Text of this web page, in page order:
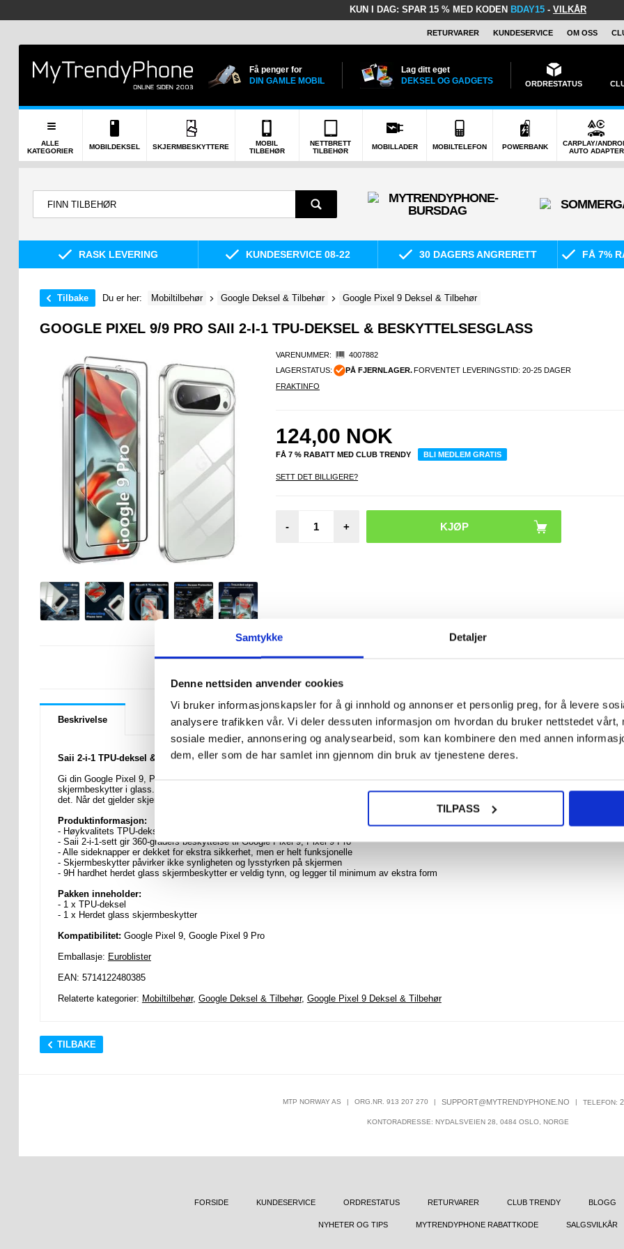
Samtykke Detaljer
Denne nettsiden anvender cookies
Vi bruker informasjonskapsler for å gi innhold og annonser et personlig preg, for å levere
analysere trafikken vår. Vi deler dessuten informasjon om hvordan du bruker nettstedet vårt,
sosiale medier, annonsering og analysearbeid, som kan kombinere den med annen
dem, eller som de har samlet inn gjennom din bruk av tjenestene deres.
TILPASS
KUN I DAG: SPAR 15 % MED KODEN BDAY15 - VILKÅR
RETURVARER KUNDESERVICE OM OSS
Få penger for
DIN GAMLE MOBIL
Lag ditt eget
DEKSEL OG GADGETS
ORDRESTATUS
ALLE
KATEGORIER
MOBILDEKSEL SKJERMBESKYTTERE
MOBIL
TILBEHØR
NETTBRETT
TILBEHØR
MOBILLADER MOBILTELEFON POWERBANK
CARPLAY/
AUTO ADAPTER
RASK LEVERING KUNDESERVICE 08-22 30 DAGERS ANGRERETT FÅ 7%
Tilbake Du er her: Mobiltilbehør Google Deksel & Tilbehør Google Pixel 9 Deksel & Tilbehør
GOOGLE PIXEL 9/9 PRO SAII 2-I-1 TPU-DEKSEL & BESKYTTELSESGLASS
VARENUMMER:
4007882
LAGERSTATUS:
PÅ FJERNLAGER. FORVENTET LEVERINGSTID: 20-25 DAGER
FRAKTINFO
124,00 NOK
FÅ 7 % RABATT MED CLUB TRENDY BLI MEDLEM GRATIS
SETT DET BILLIGERE?
- +
Beskrivelse
Saii 2-i-1 TPU-deksel & Skjermbeskyttere beskyttelsesglass til Google Pixel 9, Pixel 9 Pro
Gi din Google Pixel 9, Pixel 9 Pro fullstendig 360-graders beskyttelse med et Saii 2-i-1-sett - et TPU-deksel av høy kvalitet og en herdet
skjermbeskytter i glass. TPU-materialet er fleksibelt, mykt, tynt og gjennomsiktig, og gir et elegant utseende og behagelig følelse mens du
det. Når det gjelder skjermbeskytteren er den laget av herdet glass med 9H hardhet!
Produktinformasjon:
- Høykvalitets TPU-deksel med skjermbeskytter til Google Pixel 9, Pixel 9 Pro
- Saii 2-i-1-sett gir 360-graders beskyttelse til Google Pixel 9, Pixel 9 Pro
- Alle sideknapper er dekket for ekstra sikkerhet, men er helt funksjonelle
- Skjermbeskytter påvirker ikke synligheten og lysstyrken på skjermen
- 9H hardhet herdet glass skjermbeskytter er veldig tynn, og legger til minimum av ekstra form
Pakken inneholder:
- 1 x TPU-deksel
- 1 x Herdet glass skjermbeskytter
Kompatibilitet: Google Pixel 9, Google Pixel 9 Pro
Emballasje: Euroblister
EAN: 5714122480385
Relaterte kategorier: Mobiltilbehør, Google Deksel & Tilbehør, Google Pixel 9 Deksel & Tilbehør
TILBAKE
Pro
Giant
nde
MTP NORWAY AS | ORG.NR. 913 207 270 | SUPPORT@MYTRENDYPHONE.NO | TELEFON:
KONTORADRESSE: NYDALSVEIEN 28, 0484 OSLO, NORGE
FORSIDE KUNDESERVICE ORDRESTATUS RETURVARER CLUB TRENDY BLOGG
NYHETER OG TIPS MYTRENDYPHONE RABATTKODE SALGSVILKÅR